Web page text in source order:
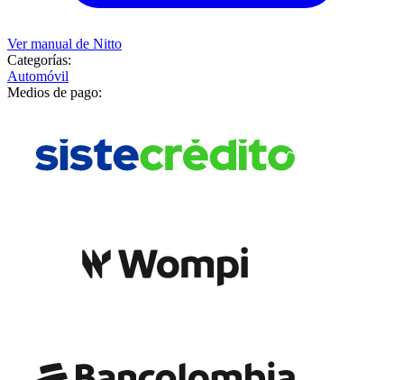
Ver manual de Nitto
Categorías:
Automóvil
Medios de pago: